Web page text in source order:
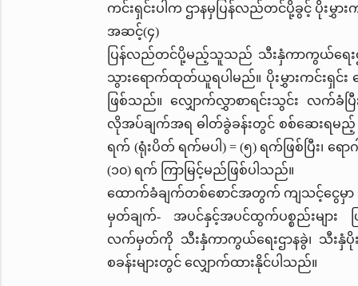
ကင်းရှင်းပါက ဌာနမှပြန်လည်တင်ပို့ခွင့် ပိုး
အဆင့်(၄)
ပြန်လည်တင်ပို့မည့်သူသည် သီးနှံကာကွယ်ရေးဌ
သွားရောက်ထုတ်ယူရပါမည်။ ပိုးမွှားကင်းရှင်
ဖြစ်သည်။ လျှောက်လွှာစာရင်းသွင်း လက်ခံပ
လိုအပ်ချက်အရ ဓါတ်ခွဲခန်းတွင် စစ်ဆေးရမည့် ပိုး
ရက် (ရုံးပိတ် ရက်မပါ) = (၅) ရက်ဖြစ်ပြီး၊ ရော
(၁၀) ရက် ကြာမြင့်မည်ဖြစ်ပါသည်။
ထောက်ခံချက်တစ်စောင်အတွက် ကျသင့်ငွေမှာ
မှတ်ချက်- အပင်နှင့်အပင်ထွက်ပစ္စည်းများ
လက်မှတ်ကို သီးနှံကာကွယ်ရေးဌာနခွဲ၊ သီးနှံပိုးမွှာ
စခန်းများတွင် လျှောက်ထားနိုင်ပါသည်။